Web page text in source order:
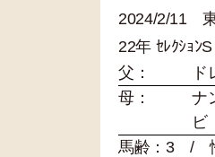
2024/2/11
22年 ｾﾚｸｼｮﾝ
父：
母：
ナ
ビ
馬齢：3 /